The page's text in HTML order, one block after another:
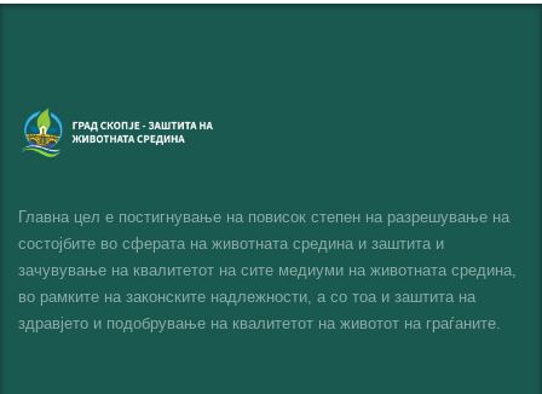
Главна цел е постигнување на повисок степен на разрешување на
состојбите во сферата на животната средина и заштита и
зачувување на квалитетот на сите медиуми на животната средина,
во рамките на законските надлежности, а со тоа и заштита на
здравјето и подобрување на квалитетот на животот на граѓаните.